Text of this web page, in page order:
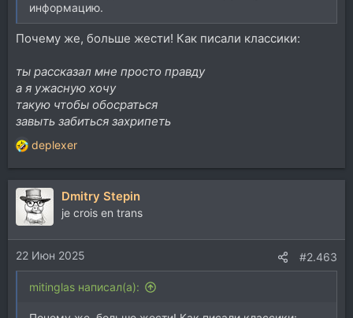
информацию.
Почему же, больше жести! Как писали классики:
ты рассказал мне просто правду
а я ужасную хочу
такую чтобы обосраться
завыть забиться захрипеть
Р
е
а
к
и
и
:
deplexer
Dmitry Stepin
je crois en trans
22 Июн 2025 #2.463
mitinglas написал(а):